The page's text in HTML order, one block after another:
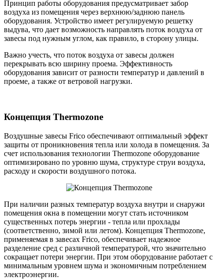
Принцип работы оборудования предусматривает забор
воздуха из помещения через верхнюю/заднюю панель
оборудования. Устройство имеет регулируемую решетку
выдува, что дает возможность направлять поток воздуха от
завесы под нужным углом, как правило, в сторону улицы.
Важно учесть, что поток воздуха от завесы должен
перекрывать всю ширину проема. Эффективность
оборудования зависит от разности температур и давлений в
проеме, а также от ветровой нагрузки.
Концепция Thermozone
Воздушные завесы Frico обеспечивают оптимальный эффект
защиты от проникновения тепла или холода в помещения. За
счет использования технологии Thermozone оборудование
оптимизировано по уровню шума, структуре струи воздуха,
расходу и скорости воздушного потока.
При наличии разных температур воздуха внутри и снаружи
помещения окна в помещении могут стать источником
существенных потерь энергии - тепла или прохлады
(соответственно, зимой или летом). Концепция Thermozone,
применяемая в завесах Frico, обеспечивает надежное
разделение сред с различной температурой, что значительно
сокращает потери энергии. При этом оборудование работает с
минимальным уровнем шума и экономичным потреблением
электроэнергии.